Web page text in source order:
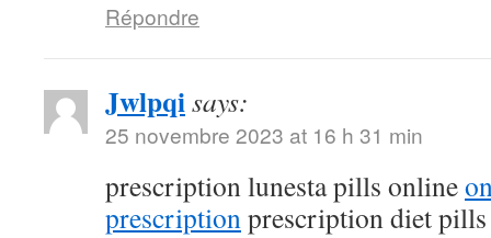
Répondre
Jwlpqisays:
25 novembre 2023 at 16 h 31 min
prescription lunesta pills online
prescriptionprescription diet